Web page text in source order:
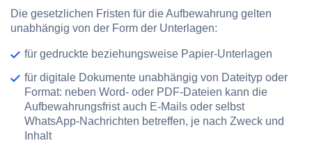
Die gesetzlichen Fristen für die Aufbewahrung gelten
unabhängig von der Form der Unterlagen:
für gedruckte beziehungsweise Papier-Unterlagen
für digitale Dokumente unabhängig von Dateityp oder
Format: neben Word- oder PDF-Dateien kann die
Aufbewahrungsfrist auch E-Mails oder selbst
WhatsApp-Nachrichten betreffen, je nach Zweck und
Inhalt